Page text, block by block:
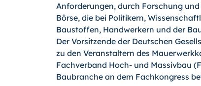
Anforderungen, durch Forschung
Börse, die bei Politikern,
Baustoffen, Handwerkern und der
Der Vorsitzende der Deutschen
zu den Veranstaltern des
Fachverband Hoch- und Massivbau
Baubranche an dem Fachkongress